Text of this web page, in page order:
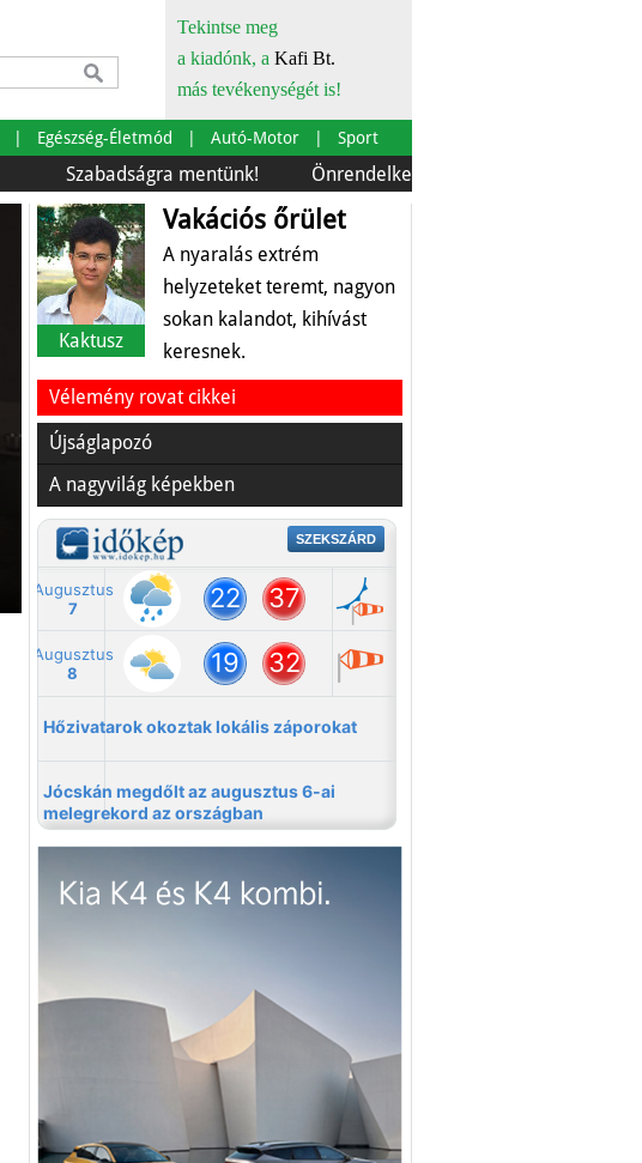
Tekintse meg
a kiadónk, a Kafi Bt.
más tevékenységét is!
Egészség-Életmód Autó-Motor Sport
Szabadságra mentünk! Önrendelkezés és szürkebarát
Kaktusz
Vakációs őrület
A nyaralás extrém
helyzeteket teremt, nagyon
sokan kalandot, kihívást
keresnek.
Vélemény rovat cikkei
Újságlapozó
A nagyvilág képekben